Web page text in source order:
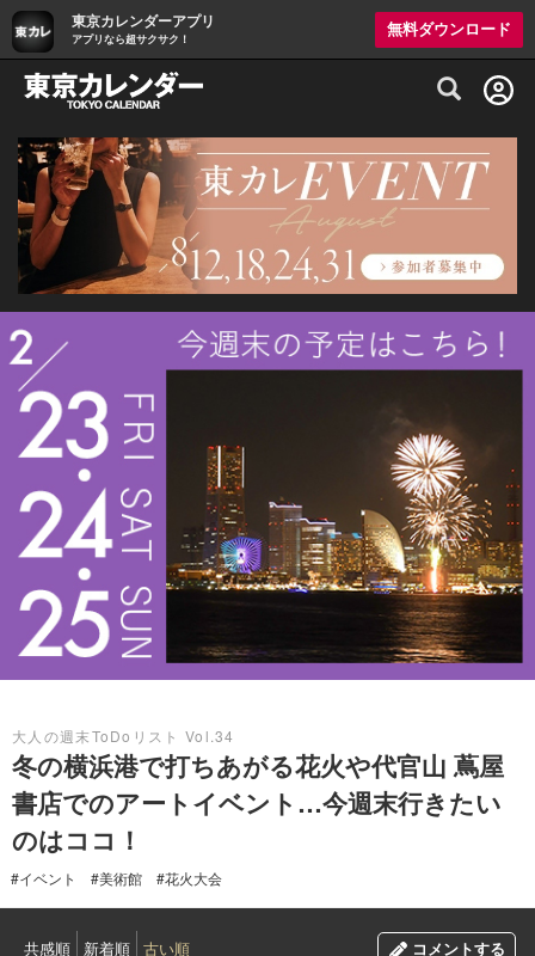
東京カレンダーアプリ
アプリなら超サクサク！
無料ダウンロード
グルメ情報・プレミアムレストラン予約
大人の週末ToDoリスト Vol.34
冬の横浜港で打ちあがる花火や代官山 蔦屋
書店でのアートイベント…今週末行きたい
のはココ！
#イベント #美術館 #花火大会
共感順 新着順 古い順 コメントする